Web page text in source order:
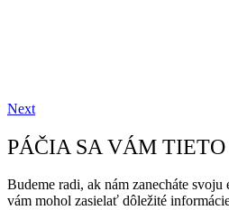
Next
PÁČIA SA VÁM
Budeme radi, ak nám zanecháte svoju
vám mohol zasielať dôležité